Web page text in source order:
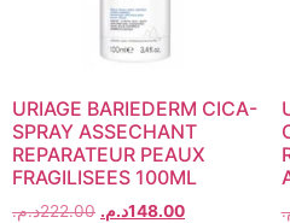
URIAGE BARIEDERM CICA-
SPRAY ASSECHANT
REPARATEUR PEAUX
FRAGILISEES 100ML
222.00د.م. 148.00د.م.